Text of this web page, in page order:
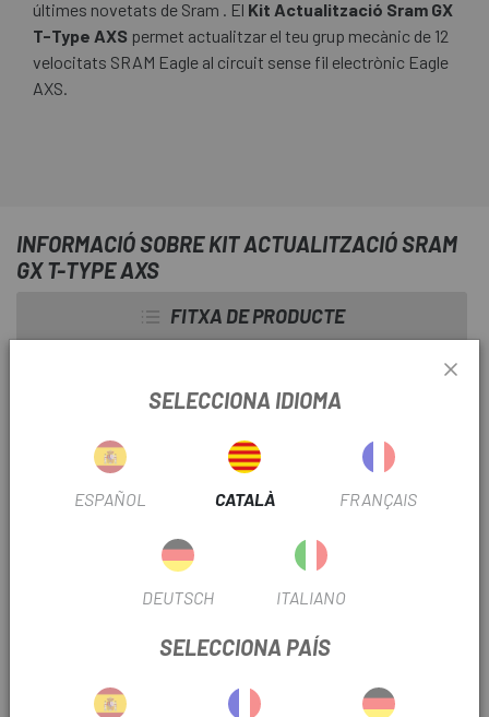
últimes novetats de Sram . El Kit Actualització Sram GX
T-Type AXS permet actualitzar el teu grup mecànic de 12
velocitats SRAM Eagle al circuit sense fil electrònic Eagle
AXS.
INFORMACIÓ SOBRE KIT ACTUALITZACIÓ SRAM
GX T-TYPE AXS
FITXA DE PRODUCTE
INFORMACIÓ DEL PRODUCTE
sigui el més senzilla possible, elKit Actualització Sram
amb AXS, una bateria AXS i un controlador AXS Pod.
SELECCIONA IDIOMA
ESPAÑOL CATALÀ FRANÇAIS
DEUTSCH ITALIANO
SELECCIONA PAÍS